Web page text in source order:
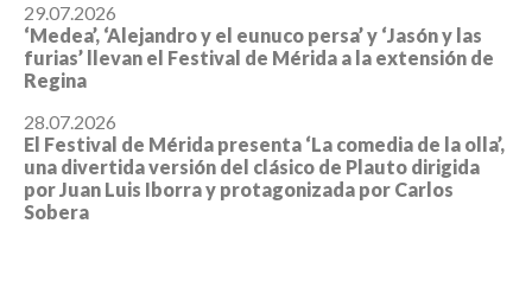
29.07.2026
‘Medea’, ‘Alejandro y el eunuco persa’ y ‘Jasón y las
furias’ llevan el Festival de Mérida a la extensión de
Regina
28.07.2026
El Festival de Mérida presenta ‘La comedia de la olla’,
una divertida versión del clásico de Plauto dirigida
por Juan Luis Iborra y protagonizada por Carlos
Sobera